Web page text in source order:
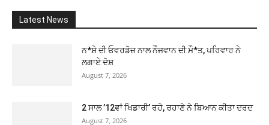
Latest News
ਨ*ਸ਼ੇ ਦੀ ਓਵਰਡੋਜ਼ ਨਾਲ ਨੌਜਵਾਨ ਦੀ ਮੌ*ਤ, ਪਰਿਵਾਰ ਨੇ
ਲਗਾਏ ਦੋਸ਼
August 7, 2026
2 ਸਾਲ ’12ਵਾਂ ਖਿਡਾਰੀ’ ਰਹੇ, ਰਹਾਣੇ ਨੇ ਬਿਆਨ ਕੀਤਾ ਦਰਦ
August 7, 2026